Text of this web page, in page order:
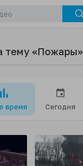
тему «Пожары»
время Сегодня